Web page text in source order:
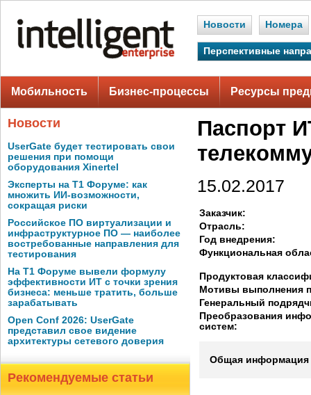
Новости Номера
Перспективные
Мобильность Бизнес-процессы Ресурсы
Новости
UserGate будет тестировать свои
решения при помощи
оборудования Xinertel
Эксперты на Т1 Форуме: как
множить ИИ-возможности,
сокращая риски
Российское ПО виртуализации и
инфраструктурное ПО — наиболее
востребованные направления для
тестирования
На Т1 Форуме вывели формулу
эффективности ИТ с точки зрения
бизнеса: меньше тратить, больше
зарабатывать
Open Conf 2026: UserGate
представил свое видение
архитектуры сетевого доверия
Рекомендуемые статьи
Паспорт
15.02.2017
Заказчик:
Отрасль:
Год внедрения:
Функциональная
Продуктовая
Мотивы выполнения
Генеральный
Преобразования
систем:
Общая информация